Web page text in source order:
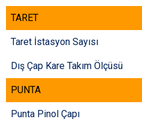
TARET
Taret İstasyon Sayısı
Dış Çap Kare Takım Ölçüsü
PUNTA
Punta Pinol Çapı